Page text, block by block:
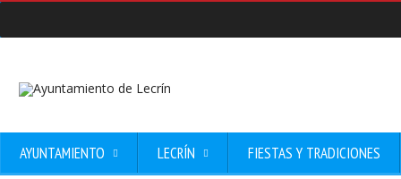
AYUNTAMIENTO LECRÍN FIESTAS Y TRADICIONES